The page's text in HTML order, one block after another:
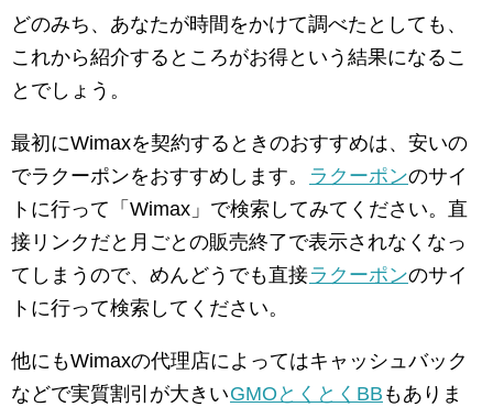
どのみち、あなたが時間をかけて調べたとしても、
これから紹介するところがお得という結果になるこ
とでしょう。
最初にWimaxを契約するときのおすすめは、安いの
でラクーポンをおすすめします。
ラクーポンのサイ
トに行って「Wimax」で検索してみてください。直
接リンクだと月ごとの販売終了で表示されなくなっ
てしまうので、めんどうでも直接ラクーポンのサイ
トに行って検索してください。
他にもWimaxの代理店によってはキャッシュバック
などで実質割引が大きいGMOとくとくBB もありま